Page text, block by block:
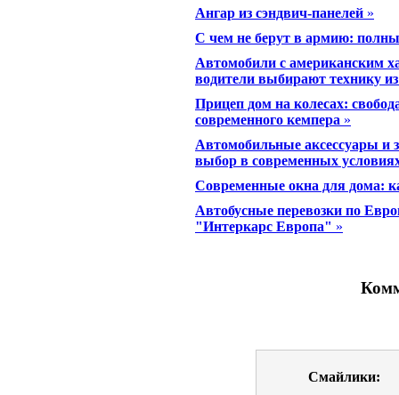
Ангар из сэндвич-панелей »
С чем не берут в армию:
Автомобили с американским
водители выбирают технику
Прицеп дом на колесах:
современного кемпера »
Автомобильные аксессуары и
выбор в современных
Современные окна для дома:
Автобусные перевозки по
"Интеркарс Европа" »
Смайлики: